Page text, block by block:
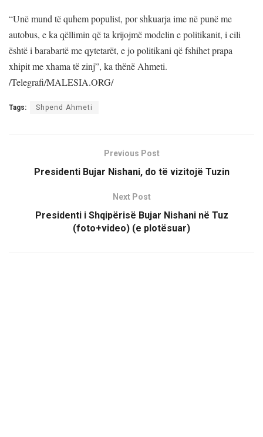
“Unë mund të quhem populist, por shkuarja ime në punë me
autobus, e ka qëllimin që ta krijojmë modelin e politikanit, i cili
është i barabartë me qytetarët, e jo politikani që fshihet prapa
xhipit me xhama të zinj”, ka thënë Ahmeti.
/Telegrafi/MALESIA.ORG/
Tags: Shpend Ahmeti
Previous Post
Presidenti Bujar Nishani, do të vizitojë Tuzin
Next Post
Presidenti i Shqipërisë Bujar Nishani në Tuz
(foto+video) (e plotësuar)